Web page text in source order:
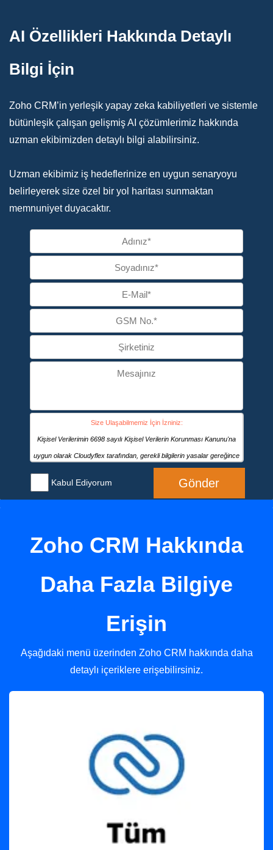
AI Özellikleri Hakkında Detaylı
Bilgi İçin
Zoho CRM’in yerleşik yapay zeka kabiliyetleri ve sistemle
bütünleşik çalışan gelişmiş AI çözümlerimiz hakkında
uzman ekibimizden detaylı bilgi alabilirsiniz.
Uzman ekibimiz iş hedeflerinize en uygun senaryoyu
belirleyerek size özel bir yol haritası sunmaktan
memnuniyet duyacaktır.
Size Ulaşabilmemiz İçin İzniniz:
Kişisel Verilerimin 6698 sayılı Kişisel Verilerin Korunması Kanunu'na
uygun olarak Cloudyflex tarafından, gerekli bilgilerin yasalar gereğince
muhafazası, Cloudyflex’in ürün / hizmet sunması, tedarikçi ya da
üreticilerden ürün ve/veya hizmet tedariki sağlaması ve/veya bu konuda
elektronik ortamda gerçekleştirilecek iş ve işlemlere dayanak olacak
bilgi ve belgeleri düzenlenmesi gibi amaçların gerçekleştirilmesi için her
iş ilişkisine bağlı fiili gereklilikler halinde yurtiçi veya yurtdışındaki
Kabul Ediyorum Gönder
Zoho CRM Hakkında
Daha Fazla Bilgiye
Erişin
Aşağıdaki menü üzerinden Zoho CRM hakkında daha
detaylı içeriklere erişebilirsiniz.